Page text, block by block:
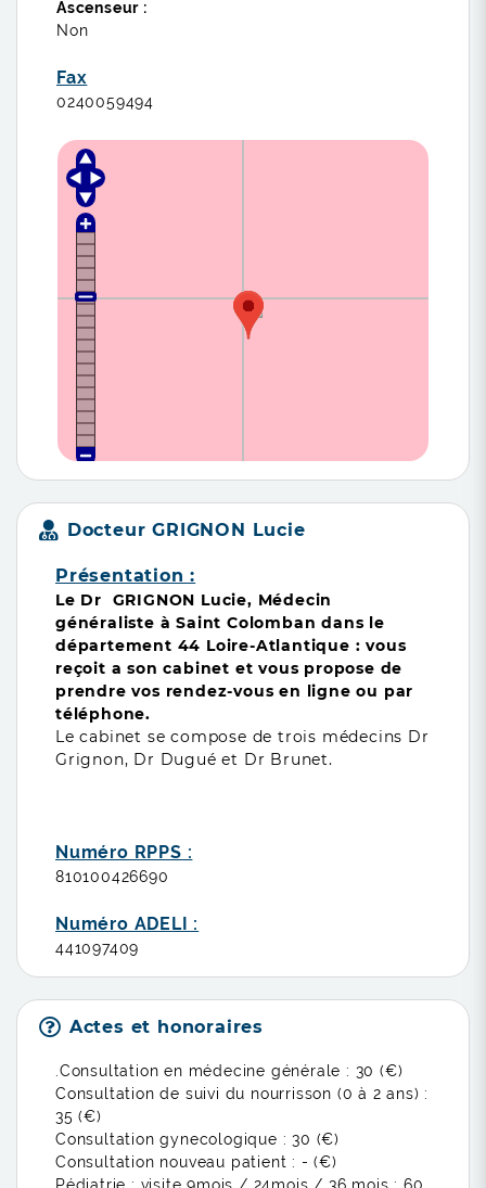
Ascenseur :
Non
Fax
0240059494
Docteur GRIGNON Lucie
Présentation :
Le Dr GRIGNON Lucie, Médecin
généraliste à Saint Colombandans le
département 44 Loire-Atlantique : vous
reçoit a son cabinet et vous propose de
prendre vos rendez-vous en ligne ou par
téléphone.
Le cabinet se compose de trois médecins Dr
Grignon, Dr Dugué et Dr Brunet.
Numéro RPPS :
810100426690
Numéro ADELI :
441097409
Actes et honoraires
.Consultation en médecine générale : 30 (€)
Consultation de suivi du nourrisson (0 à 2 ans) :
35 (€)
Consultation gynecologique :30 (€)
Consultation nouveau patient : - (€)